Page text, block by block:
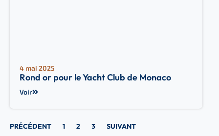
4 mai 2025
Rond or pour le Yacht Club de Monaco
Voir
PRÉCÉDENT 1 2 3 SUIVANT